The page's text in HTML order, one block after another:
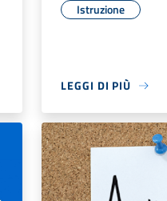
Istruzione
LEGGI DI PIÙ